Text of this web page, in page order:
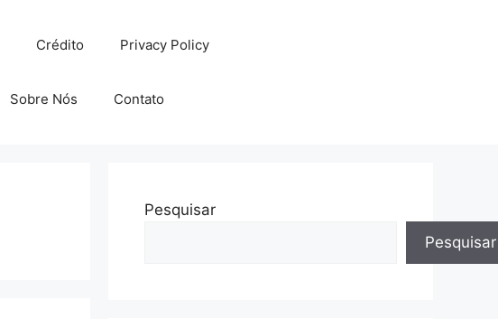
Crédito Privacy Policy
Sobre Nós Contato
Pesquisar
Pesquisar